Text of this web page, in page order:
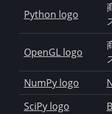
Python logo
OpenGL logo
NumPy logo
SciPy logo